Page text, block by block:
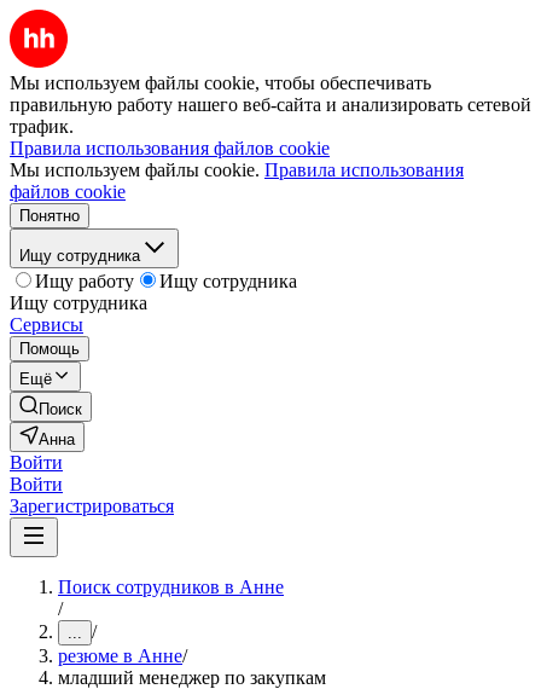
Мы используем файлы cookie, чтобы обеспечивать
правильную работу нашего веб-сайта и анализировать сетевой
трафик.
Правила использования файлов cookie
Мы используем файлы cookie. Правила использования
файлов cookie
Понятно
Ищу сотрудника
Ищу работу
Ищу сотрудника
Ищу сотрудника
Сервисы
Помощь
Ещё
Поиск
Анна
Войти
Войти
Зарегистрироваться
Поиск сотрудников в Анне
/
... /
резюме в Анне/
младший менеджер по закупкам